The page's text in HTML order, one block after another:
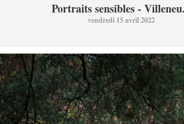
Portraits sensibles -
vendredi 15 avril 2022